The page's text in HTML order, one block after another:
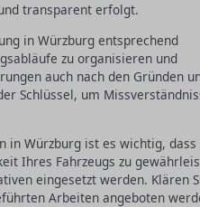
transparent erfolgt.
in Würzburg entsprechend
zu organisieren und
auch nach den Gründen
Schlüssel, um
in Würzburg ist es wichtig,
Ihres Fahrzeugs zu
eingesetzt werden. Klären
Arbeiten angeboten